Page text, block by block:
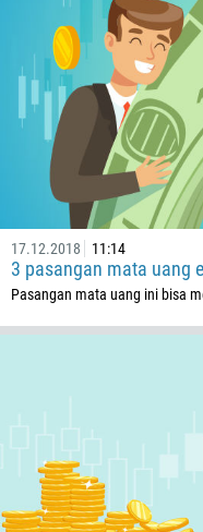
17.12.2018 11:14
3 pasangan mata uang
Pasangan mata uang ini bisa
257
855
237
1
238
1345
236
235
56
243